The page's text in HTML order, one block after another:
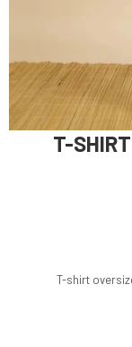
T-
T-shirt